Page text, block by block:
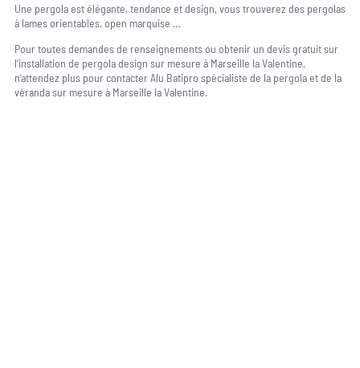
Une pergola est élégante, tendance et design, vous trouverez des pergolas
à lames orientables, open marquise …
Pour toutes demandes de renseignements ou obtenir un devis gratuit sur
l’installation de pergola design sur mesure à Marseille la Valentine,
n’attendez plus pour contacter Alu Batipro spécialiste de la pergola et de la
véranda sur mesure à Marseille la Valentine.